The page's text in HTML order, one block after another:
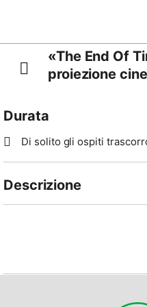
«The End Of
proiezione
Durata
Di solito gli ospiti
Descrizione
109 minuti
Viaggio esplorativo